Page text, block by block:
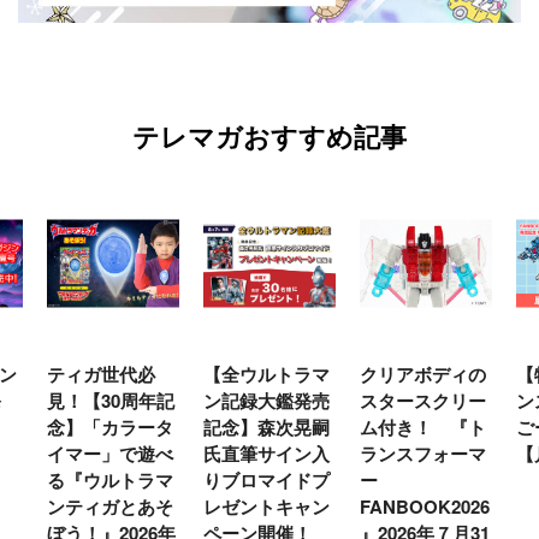
テレマガおすすめ記事
ティガ世代必
見！【30周年記
念】「カラータ
イマー」で遊べ
る『ウルトラマ
ンティガとあそ
ぼう！』2026年
【全ウルトラマ
ン記録大鑑発売
記念】森次晃嗣
氏直筆サイン入
りブロマイドプ
レゼントキャン
ペーン開催！
クリアボディの
スタースクリー
ム付き！ 『ト
ランスフォーマ
ー
FANBOOK2026
』2026年７月31